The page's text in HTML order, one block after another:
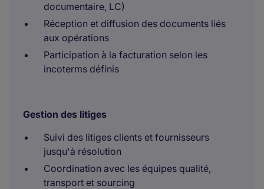
documentaire, LC)
Réception et diffusion des documents liés
aux opérations
Participation à la facturation selon les
incoterms définis
Gestion des litiges
Suivi des litiges clients et fournisseurs
jusqu'à résolution
Coordination avec les équipes qualité,
transport et sourcing